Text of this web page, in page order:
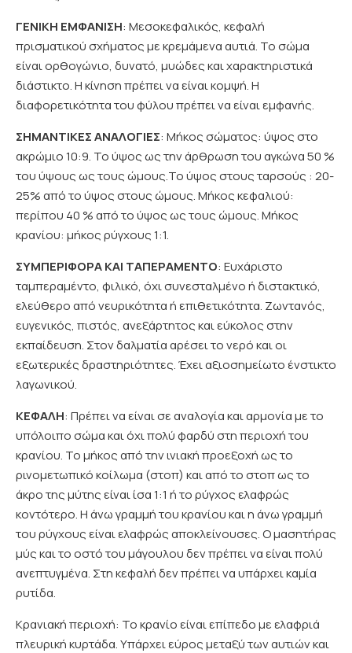
ΓΕΝΙΚΗ ΕΜΦΑΝΙΣΗ: Μεσοκεφαλικός, κεφαλή
πρισματικού σχήματος με κρεμάμενα αυτιά. Το σώμα
είναι ορθογώνιο, δυνατό, μυώδες και χαρακτηριστικά
διάστικτο. Η κίνηση πρέπει να είναι κομψή. Η
διαφορετικότητα του φύλου πρέπει να είναι εμφανής.
ΣΗΜΑΝΤΙΚΕΣ ΑΝΑΛΟΓΙΕΣ: Μήκος σώματος: ύψος στο
ακρώμιο 10:9. Το ύψος ως την άρθρωση του αγκώνα 50 %
του ύψους ως τους ώμους.Το ύψος στους ταρσούς : 20-
25% από το ύψος στους ώμους. Μήκος κεφαλιού:
περίπου 40 % από το ύψος ως τους ώμους. Μήκος
κρανίου: μήκος ρύγχους 1:1.
ΣΥΜΠΕΡΙΦΟΡΑ ΚΑΙ ΤΑΠΕΡΑΜΕΝΤΟ: Ευχάριστο
ταμπεραμέντο, φιλικό, όχι συνεσταλμένο ή διστακτικό,
ελεύθερο από νευρικότητα ή επιθετικότητα. Ζωντανός,
ευγενικός, πιστός, ανεξάρτητος και εύκολος στην
εκπαίδευση. Στον δαλματία αρέσει το νερό και οι
εξωτερικές δραστηριότητες. Έχει αξιοσημείωτο ένστικτο
λαγωνικού.
ΚΕΦΑΛΗ: Πρέπει να είναι σε αναλογία και αρμονία με το
υπόλοιπο σώμα και όχι πολύ φαρδύ στη περιοχή του
κρανίου. Το μήκος από την ινιακή προεξοχή ως το
ρινομετωπικό κοίλωμα (στοπ) και από το στοπ ως το
άκρο της μύτης είναι ίσα 1:1 ή το ρύγχος ελαφρώς
κοντότερο. Η άνω γραμμή του κρανίου και η άνω γραμμή
του ρύγχους είναι ελαφρώς αποκλείνουσες. Ο μασητήρας
μύς και το οστό του μάγουλου δεν πρέπει να είναι πολύ
ανεπτυγμένα. Στη κεφαλή δεν πρέπει να υπάρχει καμία
ρυτίδα.
Κρανιακή περιοχή: Το κρανίο είναι επίπεδο με ελαφριά
πλευρική κυρτάδα. Υπάρχει εύρος μεταξύ των αυτιών και